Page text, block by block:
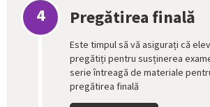
4 Pregătirea finală
Este timpul să vă asigurați că
pregătiți pentru susținerea
serie întreagă de materiale
pregătirea finală